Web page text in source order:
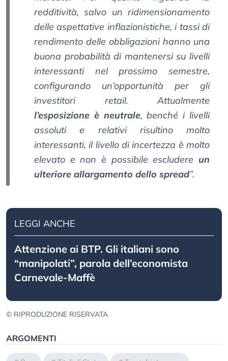
redditività, salvo un ridimensionamento
delle aspettative inflazionistiche, i tassi di
rendimento delle obbligazioni hanno una
buona probabilità di mantenersi su livelli
interessanti nel prossimo semestre,
configurando un’opportunità per gli
investitori retail. Attualmente
l’esposizione è neutrale, benché i livelli
assoluti e relativi risultino molto
interessanti, il livello di incertezza è molto
elevato e non è possibile escludere un
ulteriore allargamento dello spread”.
LEGGI ANCHE
Attenzione ai BTP. Gli italiani sono
“manipolati”, parola dell’economista
Carnevale-Maffè
© RIPRODUZIONE RISERVATA
ARGOMENTI